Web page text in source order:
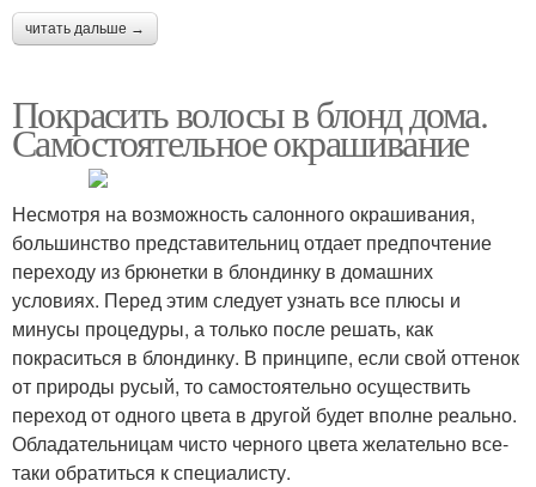
читать дальше →
Покрасить волосы в блонд дома.
Самостоятельное окрашивание
Несмотря на возможность салонного окрашивания,
большинство представительниц отдает предпочтение
переходу из брюнетки в блондинку в домашних
условиях. Перед этим следует узнать все плюсы и
минусы процедуры, а только после решать, как
покраситься в блондинку. В принципе, если свой оттенок
от природы русый, то самостоятельно осуществить
переход от одного цвета в другой будет вполне реально.
Обладательницам чисто черного цвета желательно все-
таки обратиться к специалисту.